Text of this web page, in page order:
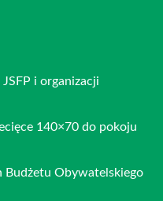
i organizacji
140×70 do pokoju
Budżetu Obywatelskiego